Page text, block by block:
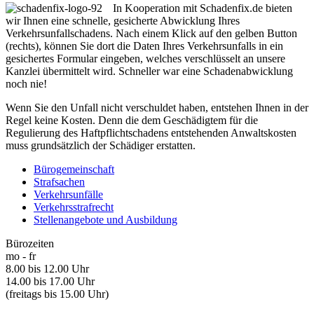
In Kooperation mit Schadenfix.de bieten
wir Ihnen eine schnelle, gesicherte Abwicklung Ihres
Verkehrsunfallschadens. Nach einem Klick auf den gelben Button
(rechts), können Sie dort die Daten Ihres Verkehrsunfalls in ein
gesichertes Formular eingeben, welches verschlüsselt an unsere
Kanzlei übermittelt wird. Schneller war eine Schadenabwicklung
noch nie!
Wenn Sie den Unfall nicht verschuldet haben, entstehen Ihnen in der
Regel keine Kosten. Denn die dem Geschädigtem für die
Regulierung des Haftpflichtschadens entstehenden Anwaltskosten
muss grundsätzlich der Schädiger erstatten.
Bürogemeinschaft
Strafsachen
Verkehrsunfälle
Verkehrsstrafrecht
Stellenangebote und Ausbildung
Bürozeiten
mo - fr
8.00 bis 12.00 Uhr
14.00 bis 17.00 Uhr
(freitags bis 15.00 Uhr)